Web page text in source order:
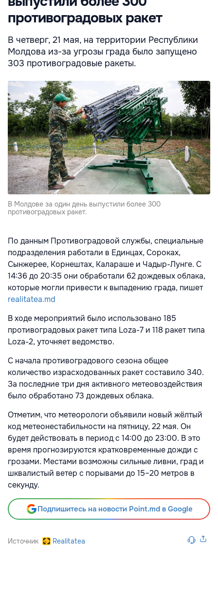
противоградовых ракет
В четверг, 21 мая, на территории Республики
Молдова из-за угрозы града было запущено
303 противоградовые ракеты.
В Молдове за один день выпустили более 300
противоградовых ракет.
По данным Противоградовой службы, специальные
подразделения работали в Единцах, Сороках,
Сынжерее, Корнештах, Калараше и Чадыр-Лунге. С
14:36 до 20:35 они обработали 62 дождевых облака,
которые могли привести к выпадению града, пишет
realitatea.md
В ходе мероприятий было использовано 185
противоградовых ракет типа Loza-7 и 118 ракет типа
Loza-2, уточняет ведомство.
С начала противоградового сезона общее
количество израсходованных ракет составило 340.
За последние три дня активного метеовоздействия
было обработано 73 дождевых облака.
Отметим, что метеорологи объявили новый жёлтый
код метеонестабильности на пятницу, 22 мая. Он
будет действовать в период с 14:00 до 23:00. В это
время прогнозируются кратковременные дожди с
грозами. Местами возможны сильные ливни, град и
шквалистый ветер с порывами до 15–20 метров в
секунду.
Подпишитесь на новости Point.md в Google
Источник Realitatea